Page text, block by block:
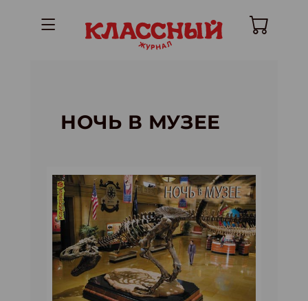
НОЧЬ В МУЗЕЕ